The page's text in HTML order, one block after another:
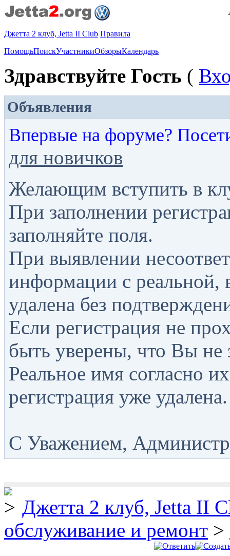
Джетта 2 клуб, Jetta II Club Правила
ПомощьПоискУчастникиОбзорыКалендарь
Здравствуйте Гость (
Объявления
Впервые на форуме?
для новичков
Желающим вступить в
При заполнении
заполняйте поля.
При выявлении
информации с реальной,
удалена без
Если регистрация не
быть уверены, что Вы не
Реальное имя согласно
регистрация уже удалена.
С Уважением,
Джетта 2 клуб, Jetta II
обслуживание и ремонт >